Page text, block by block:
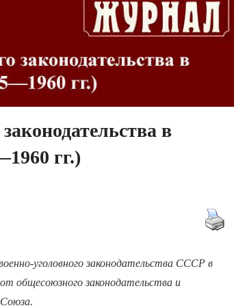
в
гг.)
уголовного законодательства СССР в
общесоюзного законодательства и